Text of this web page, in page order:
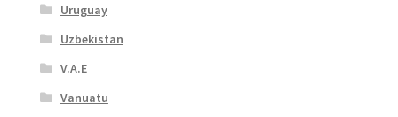
Uruguay
Uzbekistan
V.A.E
Vanuatu